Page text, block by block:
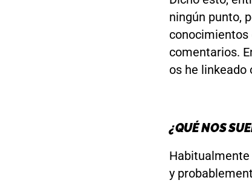
ningún punto,
conocimientos
comentarios.
os he linkeado
¿QUÉ NOS
y